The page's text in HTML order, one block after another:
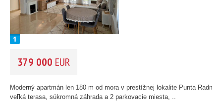
OBLASŤ(môžete vybrať viacej položiek)
Istria
(3)
Kvarner (9)
Južná Dalmácia
CENA (vyberte rozsah)
379 000 EUR
Moderný apartmán len 180 m od mora v prestížnej lokalite Punta
veľká terasa, súkromná záhrada a 2 parkovacie miesta, ..